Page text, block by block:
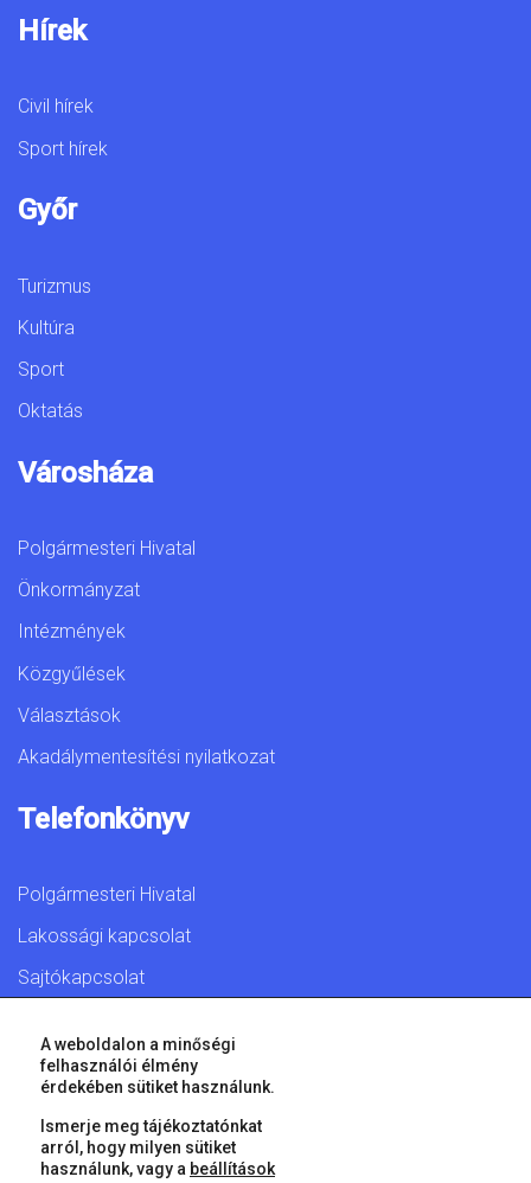
Hírek
Civil hírek
Sport hírek
Győr
Turizmus
Kultúra
Sport
Oktatás
Városháza
Polgármesteri Hivatal
Önkormányzat
Intézmények
Közgyűlések
Választások
Akadálymentesítési nyilatkozat
Telefonkönyv
Polgármesteri Hivatal
Lakossági kapcsolat
Sajtókapcsolat
© 2026 Győr Megyei Jogú Város • Minden jog fenntartva!
A weboldalon a minőségi
felhasználói élmény
érdekében sütiket használunk.
Ismerje meg tájékoztatónkat
arról, hogy milyen sütiket
használunk, vagy a beállítások